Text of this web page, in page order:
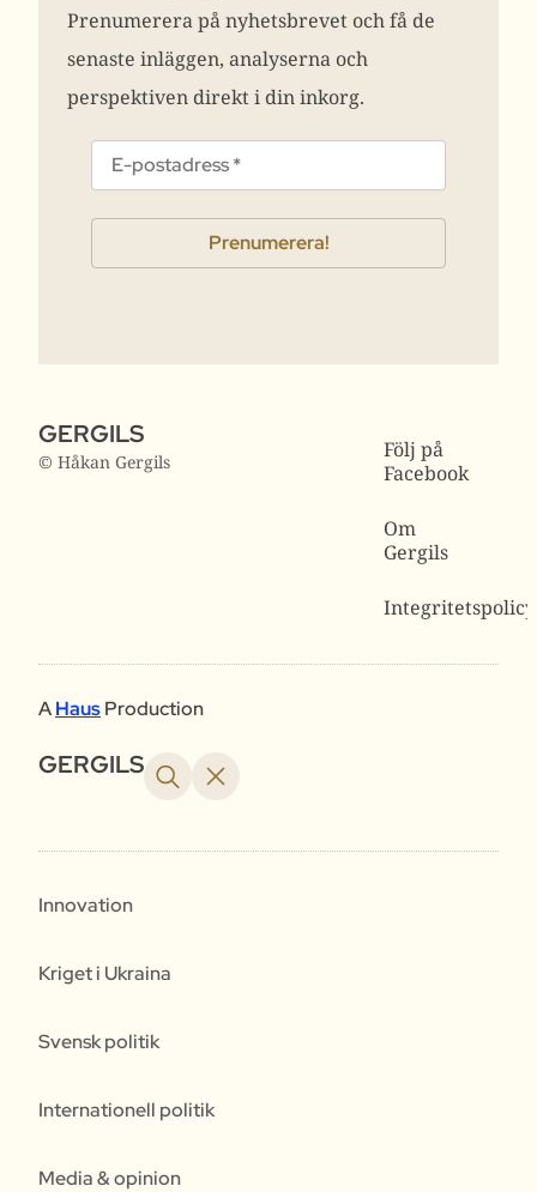
Prenumerera på nyhetsbrevet och få de
senaste inläggen, analyserna och
perspektiven direkt i din inkorg.
GERGILS
© Håkan Gergils
Följ på
Facebook
Om
Gergils
Integritetspolicy
AHausProduction
GERGILS
Innovation
Kriget i Ukraina
Svensk politik
Internationell politik
Media & opinion